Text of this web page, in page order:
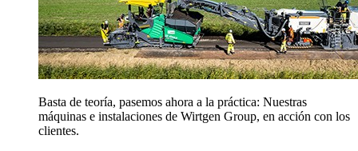
Basta de teoría, pasemos ahora a la práctica: Nuestras
máquinas e instalaciones de Wirtgen Group, en acción con los
clientes.